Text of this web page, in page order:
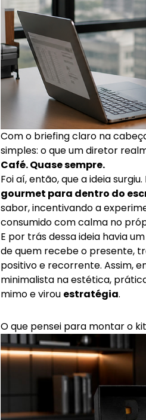
Com o briefing claro na
simples: o que um diretor
Café. Quase sempre.
Foi aí, então, que a ideia
gourmet para dentro do
sabor, incentivando a
consumido com calma no
E por trás dessa ideia havia
de quem recebe o presente,
positivo e recorrente. Assim,
minimalista na estética,
mimo e virou estratégia.
O que pensei para montar o